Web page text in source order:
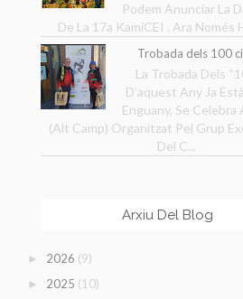
Podem Anunciar La
De La 17a KamiCEI . Ara Només
Trobada dels 100
La Trobada Dels
D’aquest Any Ja
Enguany, Se Celebra
(Alt Camp) Organitzat Pel Grup
Del C...
Arxiu Del Blog
► 2026 (9)
► 2025 (10)